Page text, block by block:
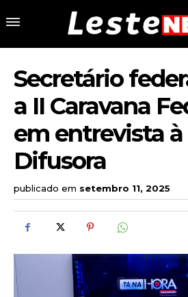
Secretário
a II Caravana
em entrevista à
Difusora
publicado em setembro 11, 2025